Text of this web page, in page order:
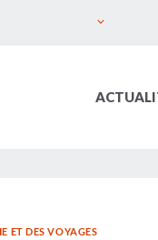
ET DES VOYAGES